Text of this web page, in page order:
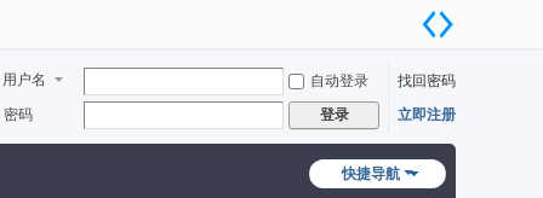
用户名 自动登录
找回密码
密码
登录 立即注册
快捷导航